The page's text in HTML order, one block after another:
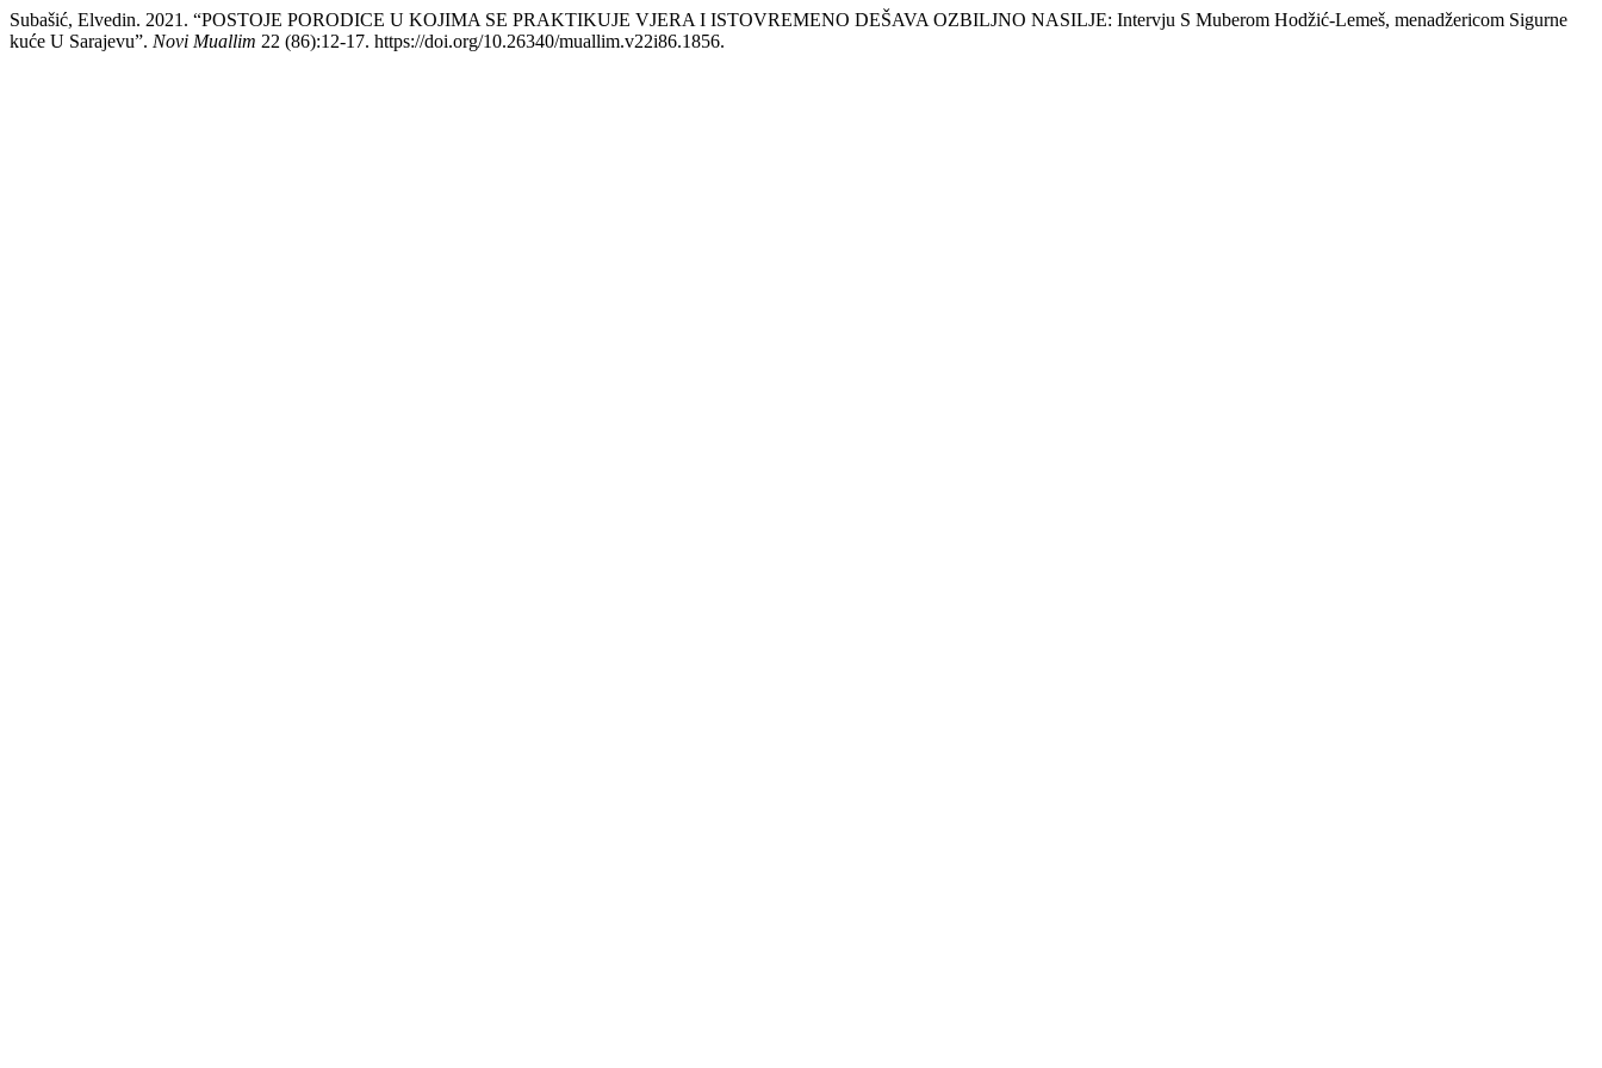
Subašić, Elvedin. 2021. “POSTOJE PORODICE U KOJIMA SE PRAKTIKUJE VJERA I ISTOVREMENO DEŠAVA OZBILJNO NASILJE: Intervju S Muberom Hodžić-Lemeš, menadžericom Sigurne
kuće U Sarajevu”. Novi Muallim 22 (86):12-17. https://doi.org/10.26340/muallim.v22i86.1856.